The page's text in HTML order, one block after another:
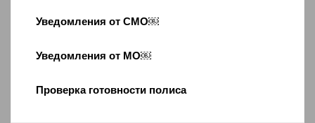
Уведомления от СМО￼
Уведомления от МО￼
Проверка готовности полиса